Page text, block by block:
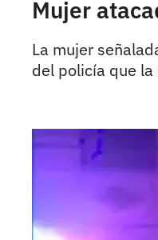
Mujer
La mujer
del policía que